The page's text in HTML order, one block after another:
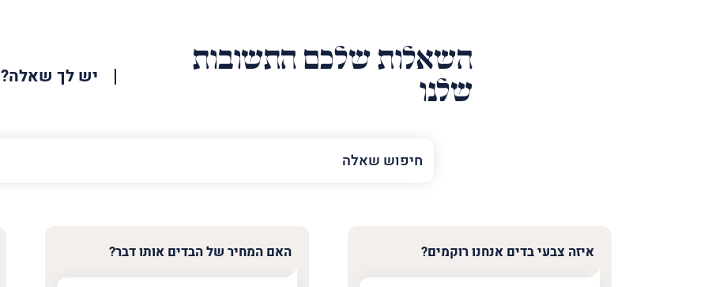
השאלות שלכם התשובות
שלנו
יש לך שאלה?
איזה צבעי בדים אנחנו רוקמים? האם המחיר של הבדים אותו דבר?